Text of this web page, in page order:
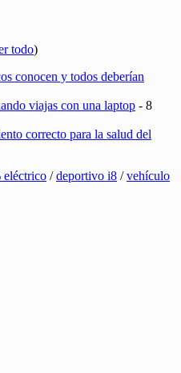
todo)
conocen y todos deberían
viajas con una laptop - 8
correcto para la salud del
/deportivo i8 /vehículo